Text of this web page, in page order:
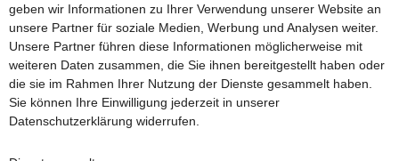
geben wir Informationen zu Ihrer Verwendung unserer Website an
unsere Partner für soziale Medien, Werbung und Analysen weiter.
Unsere Partner führen diese Informationen möglicherweise mit
weiteren Daten zusammen, die Sie ihnen bereitgestellt haben oder
die sie im Rahmen Ihrer Nutzung der Dienste gesammelt haben.
Sie können Ihre Einwilligung jederzeit in unserer
Datenschutzerklärung widerrufen.
Giese die Lola für beste männliche Nebenrolle in Fabian
Stumms TragikomödieSAD JOKES, koproduziert von der
schauspielfabrik berlin. Wir jauchzen vor Freude und
gratulieren von Herzen für diesen wohlverdienten Preis.
BESTE MÄNNLICHE NEBENROLLE FÜR GODEHARD GIESE – SAD JOKES